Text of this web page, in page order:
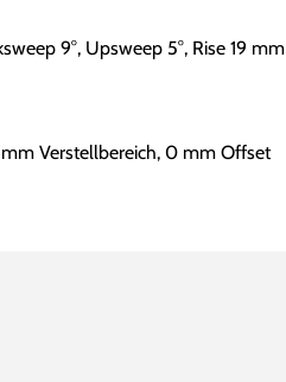
9°, Upsweep 5°, Rise 19 mm
mm Verstellbereich, 0 mm Offset